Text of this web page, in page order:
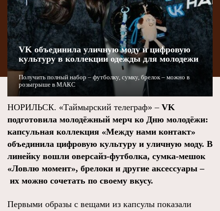
VK объединила уличную моду и цифровую
культуру в коллекции одежды для молодежи
Получить полный набор – футболку, сумку, брелок – можно в
розыгрыше в МАКС
НОРИЛЬСК. «Таймырский телеграф» – VK
подготовила молодёжный мерч ко Дню молодёжи:
капсульная коллекция «Между нами контакт»
объединила цифровую культуру и уличную моду. В
линейку вошли оверсайз‑футболка, сумка‑мешок
«Ловлю момент», брелоки и другие аксессуары –
их можно сочетать по своему вкусу.
Первыми образы с вещами из капсулы показали